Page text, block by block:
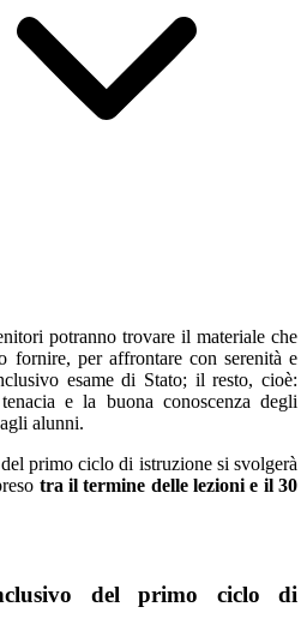
potranno trovare il materiale che
fornire, per affrontare con serenità e
esame di Stato; il resto, cioè:
e la buona conoscenza degli
alunni.
primo ciclo di istruzione si svolgerà
tra il termine delle lezioni e il 30
del primo ciclo di